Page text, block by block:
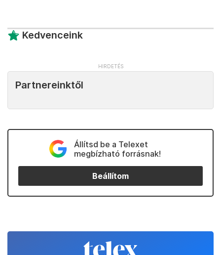
Kedvenceink
Partnereinktől
Állítsd be a Telexet
megbízható forrásnak!
Beállítom